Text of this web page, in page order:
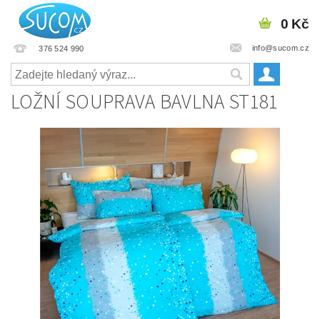
376 524 990 info@sucom.cz
0 Kč
LOŽNÍ SOUPRAVA BAVLNA ST181